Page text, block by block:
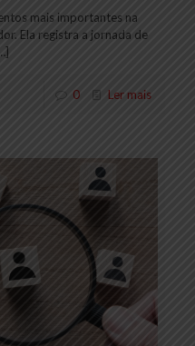
mais importantes na
Ela registra a jornada de
0 Ler mais